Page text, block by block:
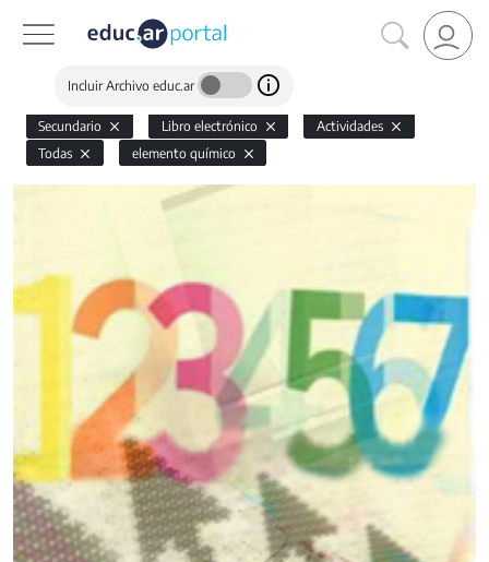
Incluir Archivo educ.ar
Secundario Libro electrónico
Actividades
Todas
elemento químico